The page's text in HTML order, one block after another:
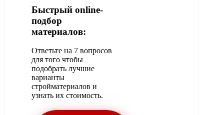
Быстрый online-
подбор
материалов:
Ответьте на 7 вопросов
для того чтобы
подобрать лучшие
варианты
стройматериалов и
узнать их стоимость.